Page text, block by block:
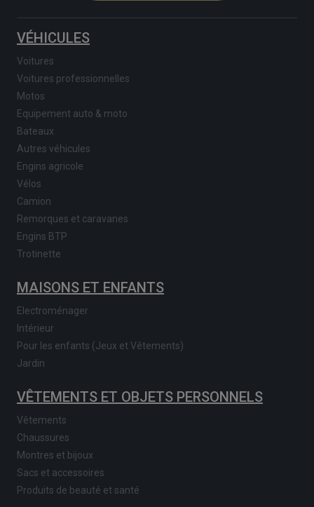
VÉHICULES
Voitures
Voitures professionnelles
Motos
Equipement auto & moto
Bateaux
Autres véhicules
Engins agricole
Vélos
Camion
Remorques et caravanes
Engins BTP
Trotinette
MAISONS ET ENFANTS
Electroménager
Intérieur
Pour les enfants (Jeux et Vêtements)
Jardin
VÊTEMENTS ET OBJETS PERSONNELS
Vêtements
Chaussures
Montres et bijoux
Sacs et accessoires
Produits de beauté et santé